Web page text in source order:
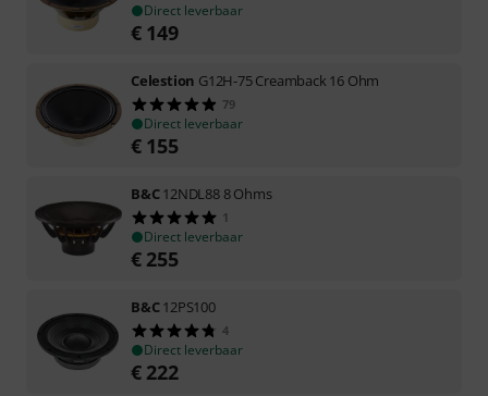
Direct leverbaar
€ 149
Celestion G12H-75 Creamback 16 Ohm
79
Direct leverbaar
€ 155
B&C12NDL88 8 Ohms
1
Direct leverbaar
€ 255
B&C12PS100
4
Direct leverbaar
€ 222